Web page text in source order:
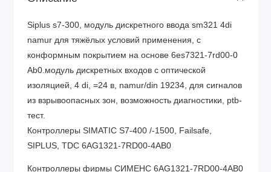
Siplus s7-300, модуль дискретного ввода sm321 4di
namur для тяжёлых условий применения, с
конформным покрытием на основе 6es7321-7rd00-0
Аb0.модуль дискретных входов с оптической
изоляцией, 4 di, =24 в, namur/din 19234, для сигналов
из взрывоопасных зон, возможность диагностики, ptb-
тест.
Контроллеры SIMATIC S7-400 /-1500, Failsafe,
SIPLUS, TDC 6AG1321-7RD00-4AB0
Контроллеры фирмы СИМЕНС 6AG1321-7RD00-4AB0